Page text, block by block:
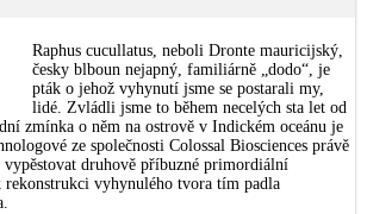
Raphus cucullatus, neboli Dronte mauricijský,
česky blboun nejapný, familiárně „dodo“, je
pták o jehož vyhynutí jsme se postarali my,
lidé. Zvládli jsme to během necelých sta let od
zmínka o něm na ostrově v Indickém oceánu je
ze společnosti Colossal Biosciences právě
druhově příbuzné primordiální
rekonstrukci vyhynulého tvora tím padla